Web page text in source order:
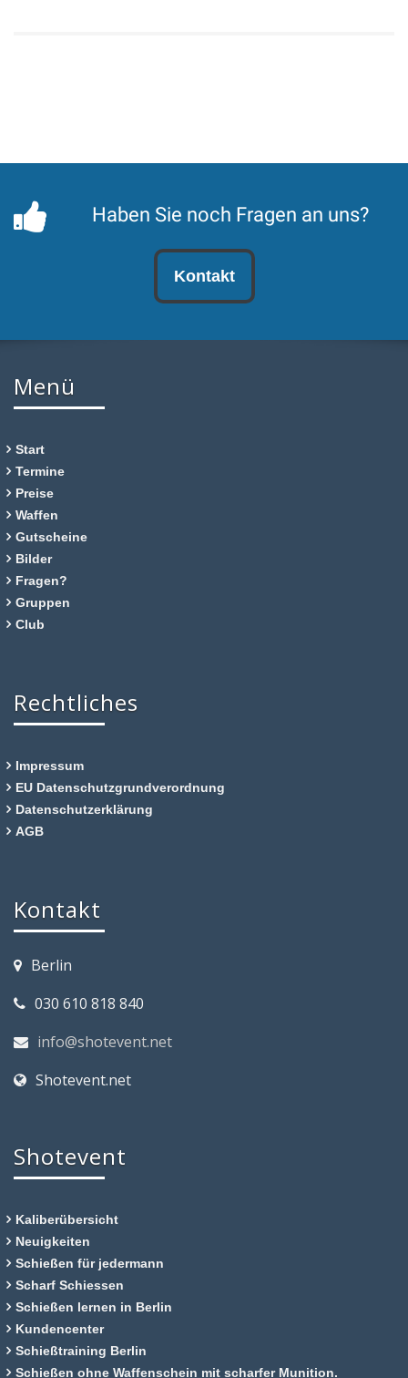
Haben Sie noch Fragen an uns?
Kontakt
Menü
Start
Termine
Preise
Waffen
Gutscheine
Bilder
Fragen?
Gruppen
Club
Rechtliches
Impressum
EU Datenschutzgrundverordnung
Datenschutzerklärung
AGB
Kontakt
Berlin
030 610 818 840
info@shotevent.net
Shotevent.net
Shotevent
Kaliberübersicht
Neuigkeiten
Schießen für jedermann
Scharf Schiessen
Schießen lernen in Berlin
Kundencenter
Schießtraining Berlin
Schießen ohne Waffenschein mit scharfer Munition.